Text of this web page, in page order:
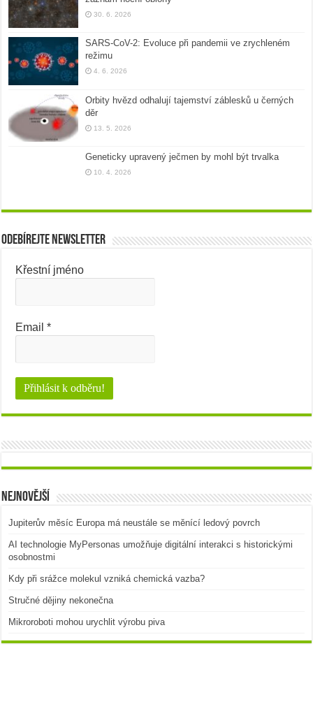
30. 6. 2026
SARS-CoV-2: Evoluce při pandemii ve zrychleném
režimu
4. 6. 2026
Orbity hvězd odhalují tajemství záblesků u černých
děr
13. 5. 2026
Geneticky upravený ječmen by mohl být trvalka
10. 4. 2026
Odebírejte newsletter
Křestní jméno
Email*
Nejnovější
Jupiterův měsíc Europa má neustále se měnící ledový povrch
AI technologie MyPersonas umožňuje digitální interakci s historickými
osobnostmi
Kdy při srážce molekul vzniká chemická vazba?
Stručné dějiny nekonečna
Mikroroboti mohou urychlit výrobu piva